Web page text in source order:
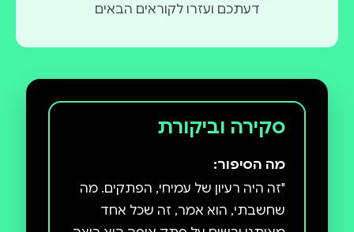
דעתכם ועזרו לקוראים הבאים
סקירה וביקורת
מה הסיפור:
"זה היה רעיון של עמיחי, הפתקים. מה
שחשבתי, הוא אמר, זה שכל אחד